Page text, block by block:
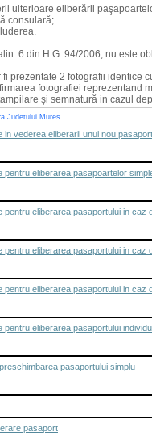
ulterioare eliberării
consulară;
6 din H.G. 94/2006, nu este
fi prezentate 2 fotografii
fotografiei reprezentand
şi semnatură in cazul
Judetului Mures
in vederea eliberarii unui nou
pentru eliberarea pasapoartelor
pentru eliberarea pasaportului in caz
pentru eliberarea pasaportului in caz
pentru eliberarea pasaportului in caz
pentru eliberarea pasaportului
pasaportului simplu
pasaport